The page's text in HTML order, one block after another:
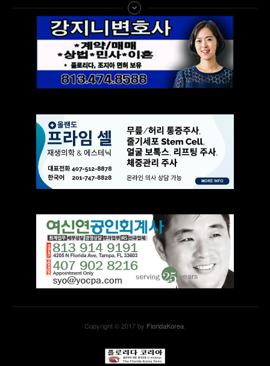
Copyright © 2017 by FloridaKorea